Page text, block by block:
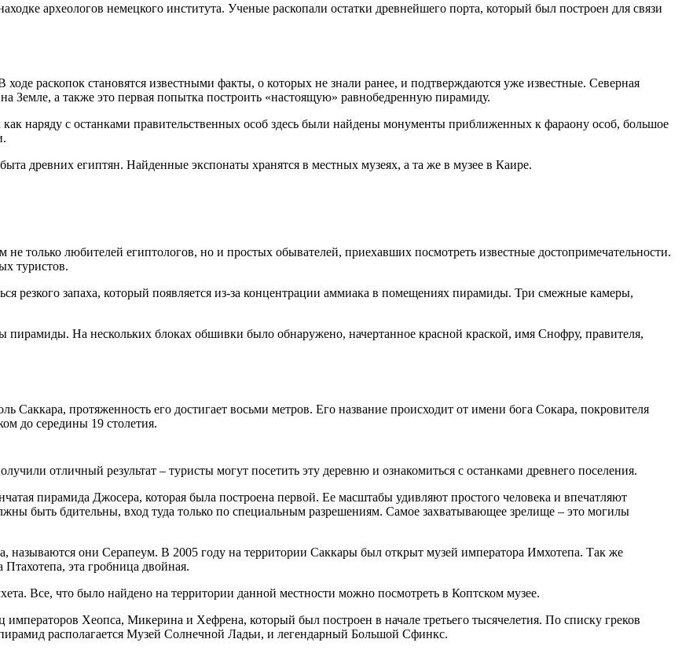
археологов немецкого института. Ученые раскопали остатки древнейшего порта, который был построен для связи
раскопок становятся известными факты, о которых не знали ранее, и подтверждаются уже известные. Северная
а также это первая попытка построить «настоящую» равнобедренную пирамиду.
наряду с останками правительственных особ здесь были найдены монументы приближенных к фараону особ, большое
древних египтян. Найденные экспонаты хранятся в местных музеях, а та же в музее в Каире.
только любителей египтологов, но и простых обывателей, приехавших посмотреть известные достопримечательности.
туристов.
резкого запаха, который появляется из-за концентрации аммиака в помещениях пирамиды. Три смежные камеры,
На нескольких блоках обшивки было обнаружено, начертанное красной краской, имя Снофру, правителя,
Саккара, протяженность его достигает восьми метров. Его название происходит от имени бога Сокара, покровителя
до середины 19 столетия.
отличный результат – туристы могут посетить эту деревню и ознакомиться с останками древнего поселения.
пирамида Джосера, которая была построена первой. Ее масштабы удивляют простого человека и впечатляют
быть бдительны, вход туда только по специальным разрешениям. Самое захватывающее зрелище – это могилы
называются они Серапеум. В 2005 году на территории Саккары был открыт музей императора Имхотепа. Так же
эта гробница двойная.
Все, что было найдено на территории данной местности можно посмотреть в Коптском музее.
Хеопса, Микерина и Хефрена, который был построен в начале третьего тысячелетия. По списку греков
располагается Музей Солнечной Ладьи, и легендарный Большой Сфинкс.